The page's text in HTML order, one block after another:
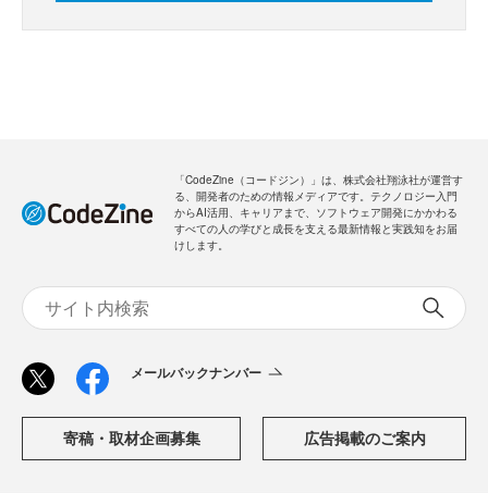
「CodeZine（コードジン）」は、株式会社翔泳社が運営す
る、開発者のための情報メディアです。テクノロジー入門
からAI活用、キャリアまで、ソフトウェア開発にかかわる
すべての人の学びと成長を支える最新情報と実践知をお届
けします。
メールバックナンバー
寄稿・取材企画募集 広告掲載のご案内